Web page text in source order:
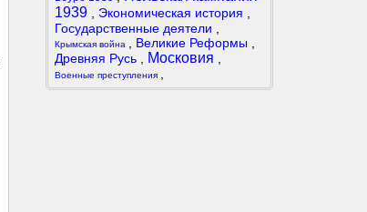
1939
Экономическая история
Государственные деятели
Крымская война Великие Реформы
Древняя Русь
Московия
Военные преступления